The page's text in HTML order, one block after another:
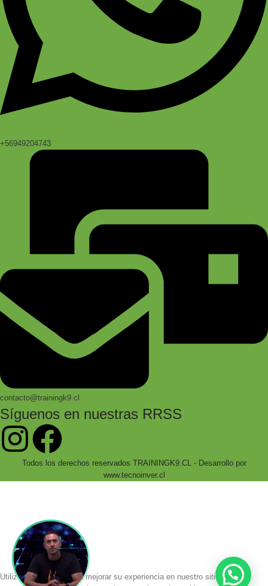
+56949204743
contacto@trainingk9.cl
Síguenos en nuestras RRSS
Todos los derechos reservados TRAININGK9.CL - Desarrollo por
www.tecnoinver.cl
Accede a cientos de productos especializados
con envío a todo chile!
Utilizamos cookies para mejorar su experiencia en nuestro sitio web. Al